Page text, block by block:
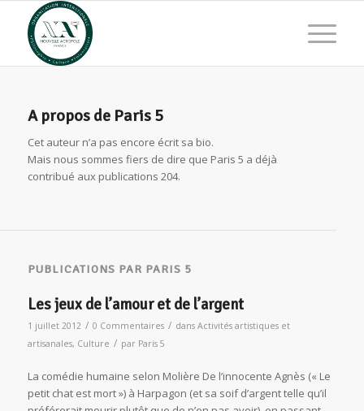
A propos de Paris 5
Cet auteur n’a pas encore écrit sa bio.
Mais nous sommes fiers de dire que Paris 5 a déjà
contribué aux publications 204.
PUBLICATIONS PAR PARIS 5
Les jeux de l’amour et de l’argent
1 juillet 2012 / 0 Commentaires / dans Activités artistiques et
artisanales, Culture / par Paris 5
La comédie humaine selon Molière De l’innocente Agnès (« Le
petit chat est mort ») à Harpagon (et sa soif d’argent telle qu’il